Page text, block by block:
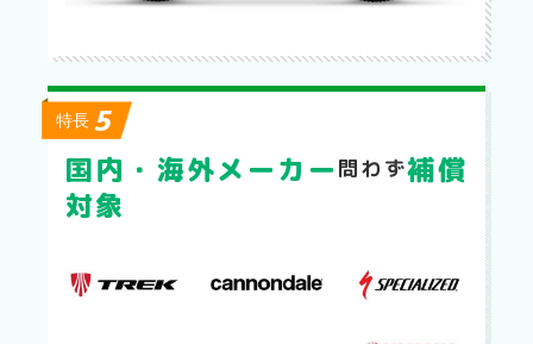
特長 5
国内・海外メーカー 問わず補償
対象